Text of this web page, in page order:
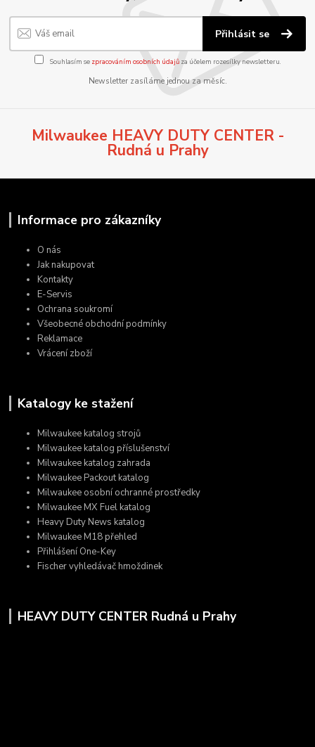
Přihlásit se
Souhlasím se zpracováním osobních údajůza účelem rozesílky newsletteru.
Newsletter zasíláme jednou za měsíc.
Milwaukee HEAVY DUTY CENTER -
Rudná u Prahy
Informace pro zákazníky
O nás
Jak nakupovat
Kontakty
E-Servis
Ochrana soukromí
Všeobecné obchodní podmínky
Reklamace
Vrácení zboží
Katalogy ke stažení
Milwaukee katalog strojů
Milwaukee katalog příslušenství
Milwaukee katalog zahrada
Milwaukee Packout katalog
Milwaukee osobní ochranné prostředky
Milwaukee MX Fuel katalog
Heavy Duty News katalog
Milwaukee M18 přehled
Přihlášení One-Key
Fischer vyhledávač hmoždinek
HEAVY DUTY CENTER Rudná u Prahy